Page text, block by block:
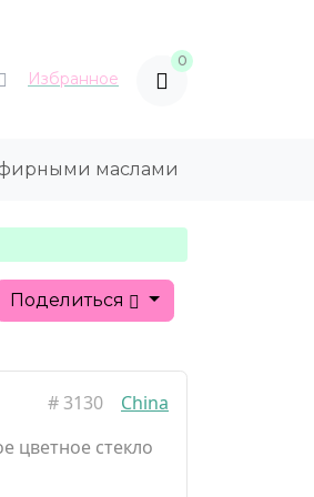
Избранное
0
маслами
Поделиться
#3130
China
цветное стекло